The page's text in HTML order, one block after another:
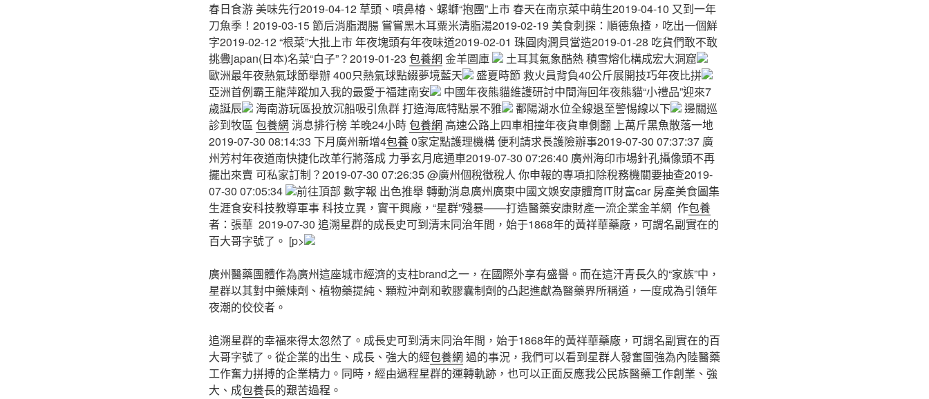
春日食游 美味先行2019-04-12 草頭、噴鼻椿、螺螄“抱團”上市 春天在南京菜中萌生2019-04-10 又到一年
刀魚季！2019-03-15 節后消脂潤腸 嘗嘗黑木耳粟米清脂湯2019-02-19 美食刺探：順德魚揸，吃出一個鮮
字2019-02-12 “根菜”大批上市 年夜塊頭有年夜味道2019-02-01 珠圓肉潤貝當造2019-01-28 吃貨們敢不敢
挑釁japan(日本)名菜“白子”？2019-01-23 包養網 金羊圖庫
土耳其氣象酷熱 積雪熔化構成宏大洞窟
歐洲最年夜熱氣球節舉辦 400只熱氣球點綴夢境藍天
盛夏時節 救火員背負40公斤展開技巧年夜比拼
亞洲首例霸王龍萍蹤加入我的最愛于福建南安
中國年夜熊貓維護研討中間海回年夜熊貓“小禮品”迎來7
歲誕辰
海南游玩區投放沉船吸引魚群 打造海底特點景不雅 鄱陽湖水位全線退至警惕線以下
邊關巡
診到牧區 包養網 消息排行榜 羊晚24小時包養網 高速公路上四車相撞年夜貨車側翻 上萬斤黑魚散落一地
2019-07-30 08:14:33 下月廣州新增4包養0家定點護理機構 便利請求長護險辦事2019-07-30 07:37:37 廣
州芳村年夜道南快捷化改革行將落成 力爭玄月底通車2019-07-30 07:26:40 廣州海印市場針孔攝像頭不再
擺出來賣 可私家訂制？2019-07-30 07:26:35 @廣州個稅徵稅人 你申報的專項扣除稅務機關要抽查2019-
07-30 07:05:34
前往頂部 數字報 出色推舉 轉動消息廣州廣東中國文娛安康體育IT財富car 房產美食圖集
生涯食安科技教導軍事 科技立異，實干興廠，“星群”殘暴——打造醫藥安康財產一流企業金羊網 作包養
者：張華 2019-07-30 追溯星群的成長史可到清末同治年間，始于1868年的黃祥華藥廠，可謂名副實在的
百大哥字號了。 [p>
廣州醫藥團體作為廣州這座城市經濟的支柱brand之一，在國際外享有盛譽。而在這汗青長久的“家族”中，
星群以其對中藥煉劑、植物藥提純、顆粒沖劑和軟膠囊制劑的凸起進獻為醫藥界所稱道，一度成為引領年
夜潮的佼佼者。
追溯星群的幸福來得太忽然了。成長史可到清末同治年間，始于1868年的黃祥華藥廠，可謂名副實在的百
大哥字號了。從企業的出生、成長、強大的經包養網 過的事況，我們可以看到星群人發奮圖強為內陸醫藥
工作奮力拼搏的企業精力。同時，經由過程星群的運轉軌跡，也可以正面反應我公民族醫藥工作創業、強
大、成包養長的艱苦過程。